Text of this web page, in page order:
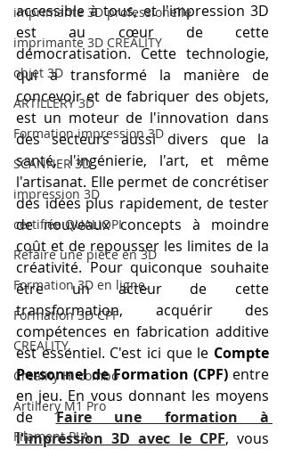
imprimante 3D professionelle
imprimante 3D CREALITY
objet 3D
ARTILLERY 3D
Formation impression 3D
SCANNER 3D
impression 3D
certifiée QUALIOPI
Refaire une piece en 3D
Formation 3D en ligne.
Formation 3D CPF
CREALITY,
Creality Hi combo
Artillery M1 Pro
Filament PLA
accessible à tous, et l'impression 3D
est au cœur de cette
démocratisation. Cette technologie,
qui a transformé la manière de
concevoir et de fabriquer des objets,
est un moteur de l'innovation dans
des secteurs aussi divers que la
santé, l'ingénierie, l'art, et même
l'artisanat. Elle permet de concrétiser
des idées plus rapidement, de tester
de nouveaux concepts à moindre
coût et de repousser les limites de la
créativité. Pour quiconque souhaite
être un acteur de cette
transformation, acquérir des
compétences en fabrication additive
est essentiel. C'est ici que le Compte
Personnel de Formation (CPF) entre
en jeu. En vous donnant les moyens
de Faire une formation à
l'impression 3D avec le CPF, vous